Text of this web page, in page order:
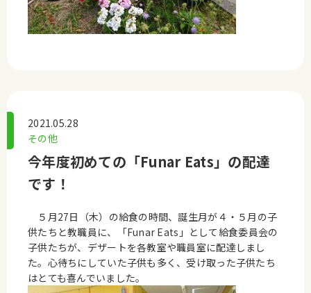
2021.05.28
その他
今年度初めての「Funar Eats」の配達
です！
５月27日（木）の給食の時間、誕生月が４・５月の子
供たちと教職員に、「Funar Eats」として給食委員会の
子供たちが、デザートを各教室や職員室に配達しまし
た。心待ちにしていた子供も多く、受け取った子供たち
はとても喜んでいました。